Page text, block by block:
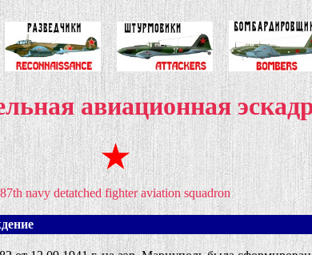
авиационная
87th navy detatched fighter aviation squadron